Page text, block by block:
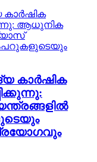
കാർഷിക